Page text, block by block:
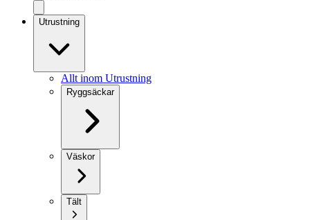
Utrustning
Allt inom Utrustning
Ryggsäckar
Väskor
Tält